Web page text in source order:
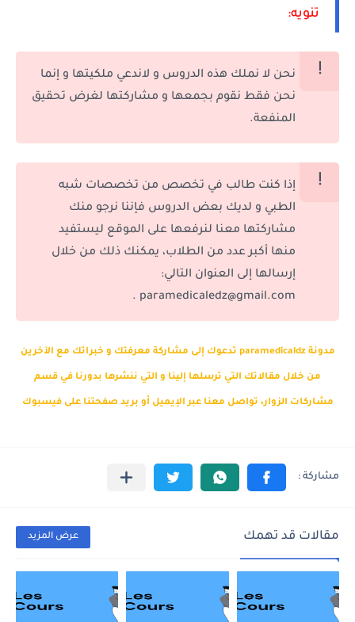
تنويه:
نحن لا نملك هذه الدروس و لاندعي ملكيتها و إنما
نحن فقط نقوم بجمعها و مشاركتها لغرض تحقيق
المنفعة.
إذا كنت طالب في تخصص من تخصصات شبه
الطبي و لديك بعض الدروس فإننا نرجو منك
مشاركتها معنا لنرفعها على الموقع ليستفيد
منها أكبر عدد من الطلاب، يمكنك ذلك من خلال
إرسالها إلى العنوان التالي:
paramedicaledz@gmail.com .
مدونة paramedicaldz تدعوك إلى مشاركة معرفتك و خبراتك مع الآخرين
من خلال مقالاتك التي ترسلها إلينا و التي ننشرها بدورنا في قسم
مشاركات الزوار، تواصل معنا عبر الإيميل أو بريد صفحتنا على فيسبوك
مقالات قد تهمك عرض المزيد